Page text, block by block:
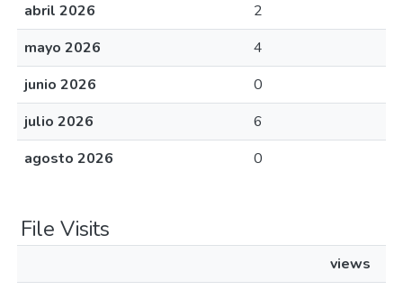
abril 2026
2
mayo 2026
4
junio 2026
0
julio 2026
6
agosto 2026
0
File Visits
views